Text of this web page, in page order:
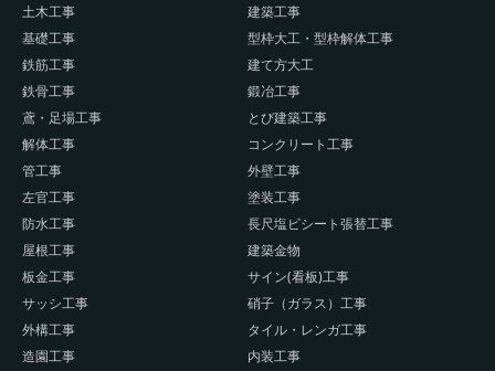
土木工事
建築工事
基礎工事
型枠大工・型枠解体工事
鉄筋工事
建て方大工
鉄骨工事
鍛冶工事
鳶・足場工事
とび建築工事
解体工事
コンクリート工事
管工事
外壁工事
左官工事
塗装工事
防水工事
長尺塩ビシート張替工事
屋根工事
建築金物
板金工事
サイン(看板)工事
サッシ工事
硝子（ガラス）工事
外構工事
タイル・レンガ工事
造園工事
内装工事